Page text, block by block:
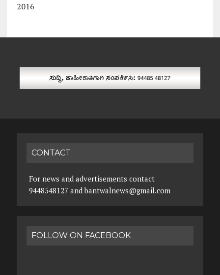
2016
CONTACT
For news and advertisements contact
9448548127 and bantwalnews@gmail.com
FOLLOW ON FACEBOOK